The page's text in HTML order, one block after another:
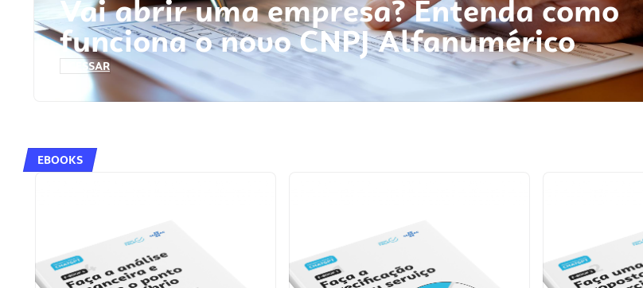
Vai abrir uma empresa? Entenda como
funciona o novo CNPJ Alfanumérico
ACESSAR
EBOOKS